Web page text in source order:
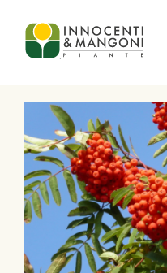
Skip to main content